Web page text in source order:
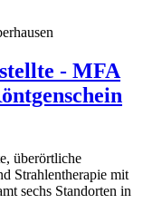
- MFA
überörtliche
Strahlentherapie mit
sechs Standorten in